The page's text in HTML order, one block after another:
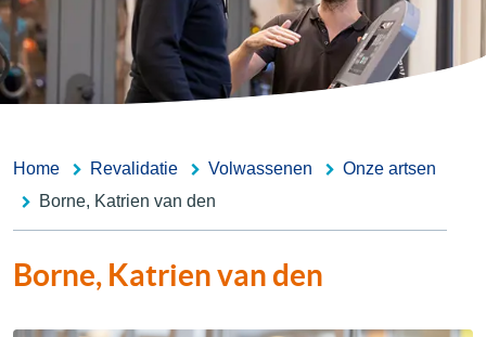
Home Revalidatie Volwassenen
Onze artsen
Borne, Katrien van den
Borne, Katrien van den